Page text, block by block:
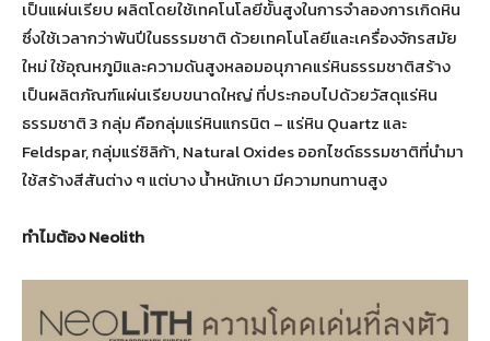
เป็นแผ่นเรียบ ผลิตโดยใช้เทคโนโลยีขั้นสูงในการจำลองการเกิดหิน
ซึ่งใช้เวลากว่าพันปีในธรรมชาติ ด้วยเทคโนโลยีและเครื่องจักรสมัย
ใหม่ ใช้อุณหภูมิและความดันสูงหลอมอนุภาคแร่หินธรรมชาติสร้าง
เป็นผลิตภัณฑ์แผ่นเรียบขนาดใหญ่ ที่ประกอบไปด้วยวัสดุแร่หิน
ธรรมชาติ 3 กลุ่ม คือกลุ่มแร่หินแกรนิต – แร่หิน Quartz และ
Feldspar, กลุ่มแร่ซิลิก้า, Natural Oxides ออกไซด์ธรรมชาติที่นำมา
ใช้สร้างสีสันต่าง ๆ แต่บาง น้ำหนักเบา มีความทนทานสูง
ทำไมต้อง Neolith